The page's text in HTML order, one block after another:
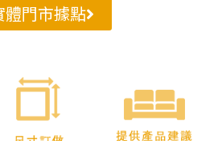
體門市據點